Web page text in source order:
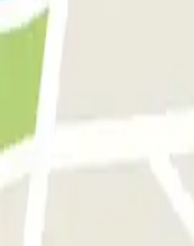
G2: 1) Viniendo de Antibes/
a 50 m. 2) Viniendo de Niza/
Terminal 2. La entrada del G2